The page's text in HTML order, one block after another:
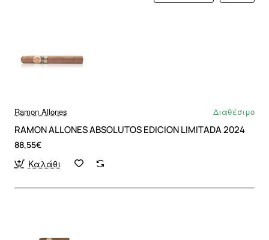
Ramon Allones Διαθέσιμο
RAMON ALLONES ABSOLUTOS EDICION LIMITADA 2024
88,55€
Καλάθι